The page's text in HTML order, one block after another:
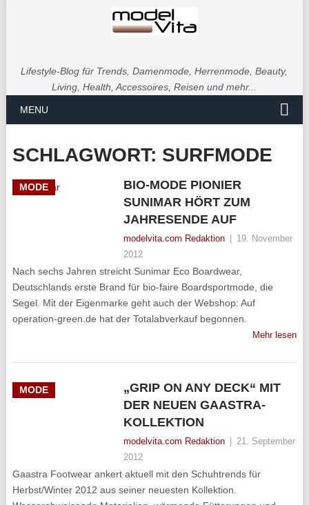
Lifestyle-Blog für Trends, Damenmode, Herrenmode, Beauty,
Living, Health, Accessoires, Reisen und mehr...
MENU
SCHLAGWORT: SURFMODE
MODE
BIO-MODE PIONIER
SUNIMAR HÖRT ZUM
JAHRESENDE AUF
modelvita.com Redaktion
19. November
2012
Nach sechs Jahren streicht Sunimar Eco Boardwear,
Deutschlands erste Brand für bio-faire Boardsportmode, die
Segel. Mit der Eigenmarke geht auch der Webshop: Auf
operation-green.de hat der Totalabverkauf begonnen.
Mehr lesen
MODE
„GRIP ON ANY DECK“ MIT
DER NEUEN GAASTRA-
KOLLEKTION
modelvita.com Redaktion
21. September
2012
Gaastra Footwear ankert aktuell mit den Schuhtrends für
Herbst/Winter 2012 aus seiner neuesten Kollektion.